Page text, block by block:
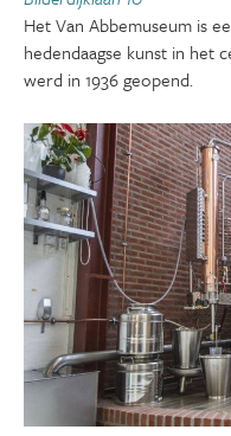
Het Van Abbemuseum is
hedendaagse kunst in het
werd in 1936 geopend.